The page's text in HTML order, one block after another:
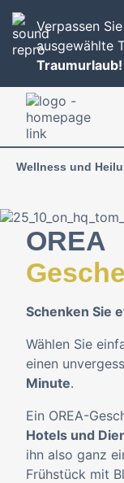
Verpassen
ausgewählte
Traumurlaub!
Wellness und
OREA
Schenken Sie
Wählen Sie
einen
Minute.
Ein OREA-
Hotels und
ihn also ganz
Frühstück mit